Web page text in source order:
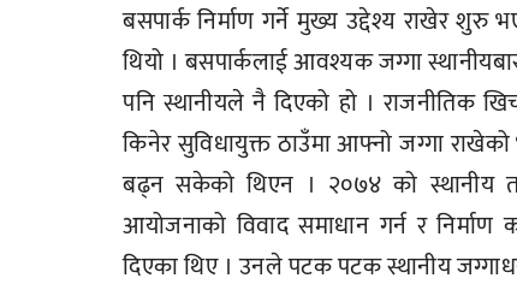
बसपार्क निर्माण गर्ने मुख्य उद्देश्य राखेर
थियो । बसपार्कलाई आवश्यक जग्गा
पनि स्थानीयले नै दिएको हो । राजनीतिक
किनेर सुविधायुक्त ठाउँमा आफ्नो जग्गा
बढ्न सकेको थिएन । २०७४ को स्थानीय तह
आयोजनाको विवाद समाधान गर्न र निर्माण
दिएका थिए । उनले पटक पटक स्थानीय